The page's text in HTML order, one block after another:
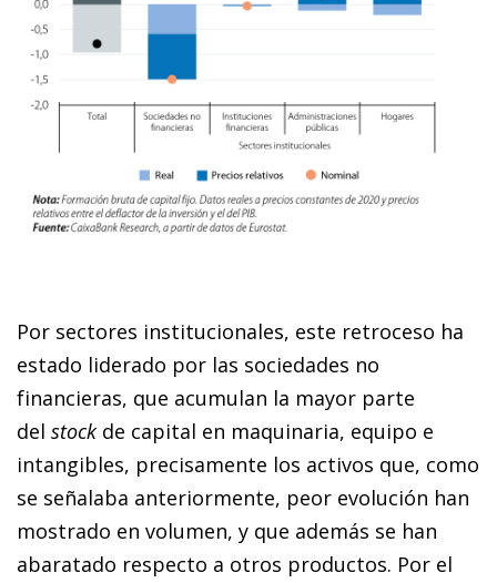
Por sectores institucionales, este retroceso ha
estado liderado por las sociedades no
financieras, que acumulan la mayor parte
del stock de capital en maquinaria, equipo e
intangibles, precisamente los activos que, como
se señalaba anteriormente, peor evolución han
mostrado en volumen, y que además se han
abaratado respecto a otros productos. Por el